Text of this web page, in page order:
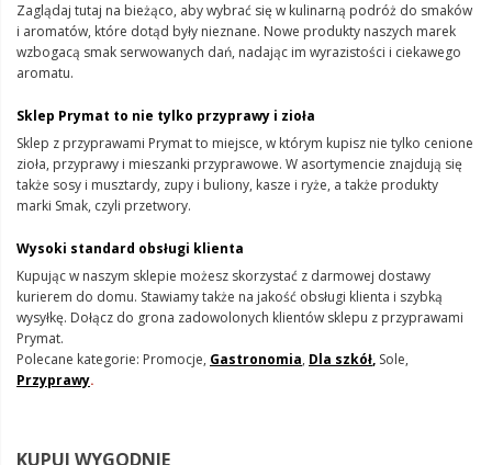
Zaglądaj tutaj na bieżąco, aby wybrać się w kulinarną podróż do smaków
i aromatów, które dotąd były nieznane. Nowe produkty naszych marek
wzbogacą smak serwowanych dań, nadając im wyrazistości i ciekawego
aromatu.
Sklep Prymat to nie tylko przyprawy i zioła
Sklep z przyprawami Prymat to miejsce, w którym kupisz nie tylko cenione
zioła, przyprawy i mieszanki przyprawowe. W asortymencie znajdują się
także sosy i musztardy, zupy i buliony, kasze i ryże, a także produkty
marki Smak, czyli przetwory.
Wysoki standard obsługi klienta
Kupując w naszym sklepie możesz skorzystać z darmowej dostawy
kurierem do domu. Stawiamy także na jakość obsługi klienta i szybką
wysyłkę. Dołącz do grona zadowolonych klientów sklepu z przyprawami
Prymat.
Polecane kategorie: Promocje, Gastronomia, Dla szkół, Sole,
Przyprawy.
KUPUJ WYGODNIE